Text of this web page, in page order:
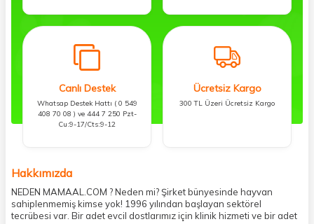
Canlı Destek
Whatsap Destek Hattı ( 0 549
408 70 08 ) ve 444 7 250 Pzt-
Cu:9-17/Cts:9-12
Ücretsiz Kargo
300 TL Üzeri Ücretsiz Kargo
Hakkımızda
NEDEN MAMAAL.COM ? Neden mi? Şirket bünyesinde hayvan
sahiplenmemiş kimse yok! 1996 yılından başlayan sektörel
tecrübesi var. Bir adet evcil dostlarımız için klinik hizmeti ve bir adet